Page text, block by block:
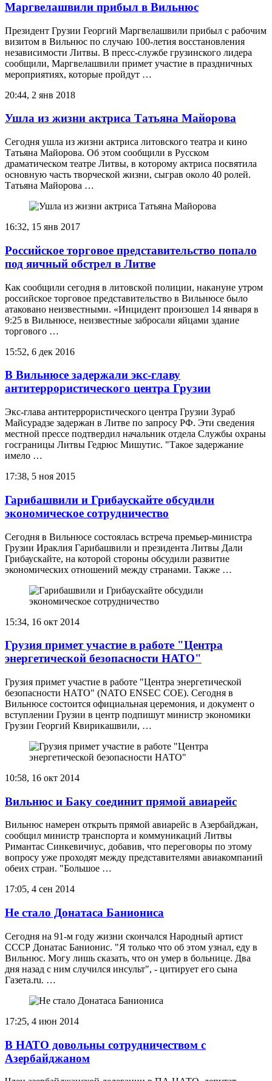
Маргвелашвили прибыл в Вильнюс
Президент Грузии Георгий Маргвелашвили прибыл с рабочим
визитом в Вильнюс по случаю 100-летия восстановления
независимости Литвы. В пресс-службе грузинского лидера
сообщили, Маргвелашвили примет участие в праздничных
мероприятиях, которые пройдут …
20:44, 2 янв 2018
Ушла из жизни актриса Татьяна Майорова
Сегодня ушла из жизни актриса литовского театра и кино
Татьяна Майорова. Об этом сообщили в Русском
драматическом театре Литвы, в которому актриса посвятила
основную часть творческой жизни, сыграв около 40 ролей.
Татьяна Майорова …
16:32, 15 янв 2017
Российское торговое представительство попало
под яичный обстрел в Литве
Как сообщили сегодня в литовской полиции, накануне утром
российское торговое представительство в Вильнюсе было
атаковано неизвестными. «Инцидент произошел 14 января в
9:25 в Вильнюсе, неизвестные забросали яйцами здание
торгового …
15:52, 6 дек 2016
В Вильнюсе задержали экс-главу
антитеррористического центра Грузии
Экс-глава антитеррористического центра Грузии Зураб
Майсурадзе задержан в Литве по запросу РФ. Эти сведения
местной прессе подтвердил начальник отдела Службы охраны
госграницы Литвы Гедрюс Мишутис. "Такое задержание
имело …
17:38, 5 ноя 2015
Гарибашвили и Грибаускайте обсудили
экономическое сотрудничество
Сегодня в Вильнюсе состоялась встреча премьер-министра
Грузии Ираклия Гарибашвили и президента Литвы Дали
Грибаускайте, на которой стороны обсудили развитие
экономических отношений между странами. Также …
15:34, 16 окт 2014
Грузия примет участие в работе "Центра
энергетической безопасности НАТО"
Грузия примет участие в работе "Центра энергетической
безопасности НАТО" (NATO ENSEC COE). Сегодня в
Вильнюсе состоится официальная церемония, и документ о
вступлении Грузии в центр подпишут министр экономики
Грузии Георгий Квирикашвили, …
10:58, 16 окт 2014
Вильнюс и Баку соединит прямой авиарейс
Вильнюс намерен открыть прямой авиарейс в Азербайджан,
сообщил министр транспорта и коммуникаций Литвы
Римантас Синкевичиус, добавив, что переговоры по этому
вопросу уже проходят между представителями авиакомпаний
обеих стран. "Большое …
17:05, 4 сен 2014
Не стало Донатаса Баниониса
Сегодня на 91-м году жизни скончался Народный артист
СССР Донатас Банионис. "Я только что об этом узнал, еду в
Вильнюс. Могу лишь сказать, что он умер в больнице. Два
дня назад с ним случился инсульт", - цитирует его сына
Газета.ru. …
17:25, 4 июн 2014
В НАТО довольны сотрудничеством с
Азербайджаном